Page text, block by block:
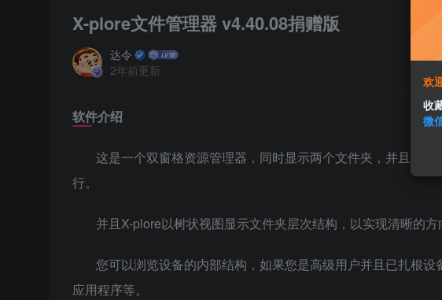
X-plore文件管理器 v4.40.08捐赠版
达令
2年前更新
软件介绍
这是一个双窗格资源管理器，同时显示两个文件夹，并且诸
行。
并且X-plore以树状视图显示文件夹层次结构，以实现清晰的方
您可以浏览设备的内部结构，如果您是高级用户并且已扎根
应用程序等。
欢
收
微